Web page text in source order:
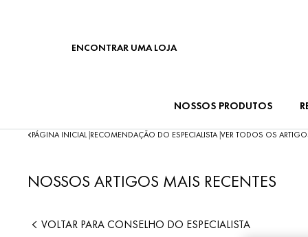
ENCONTRAR UMA LOJA
NOSSOS PRODUTOS
PÁGINA INICIAL RECOMENDAÇÃO DO ESPECIALISTA VER TODOS OS
NOSSOS ARTIGOS MAIS RECENTES
VOLTAR PARA CONSELHO DO ESPECIALISTA